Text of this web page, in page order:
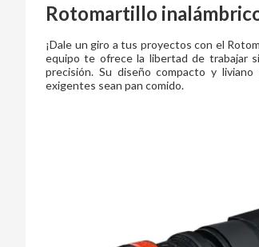
Rotomartillo
¡Dale un giro a tus proyectos con el
equipo te ofrece la libertad de trabajar
precisión. Su diseño compacto y
exigentes sean pan comido.